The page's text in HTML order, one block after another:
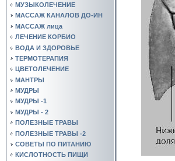
МУЗЫКОЛЕЧЕНИЕ
МАССАЖ КАНАЛОВ ДО-ИН
МАССАЖ лица
ЛЕЧЕНИЕ КОРБИО
ВОДА И ЗДОРОВЬЕ
ТЕРМОТЕРАПИЯ
ЦВЕТОЛЕЧЕНИЕ
МАНТРЫ
МУДРЫ
МУДРЫ -1
МУДРЫ - 2
ПОЛЕЗНЫЕ ТРАВЫ
ПОЛЕЗНЫЕ ТРАВЫ -2
СОВЕТЫ ПО ПИТАНИЮ
КИСЛОТНОСТЬ ПИЩИ